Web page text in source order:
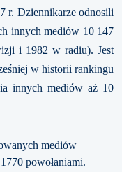
r. Dziennikarze odnosili
innych mediów 10 147
i 1982 w radiu). Jest
w historii rankingu
innych mediów aż 10
mediów
powołaniami.